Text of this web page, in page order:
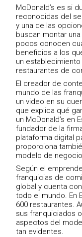
McDonald’s es si
reconocidas del
y una de las
buscan montar
pocos conocen
beneficios a los
un
restaurantes de
El creador de
mundo de las
un video en su
que explica qué
un McDonald’s en
fundador de la
plataforma digital
proporciona
modelo de
Según el
franquicias de
global y cuenta
todo el mundo. En
600 restaurantes.
sus franquiciados
aspectos del
tan evidentes.